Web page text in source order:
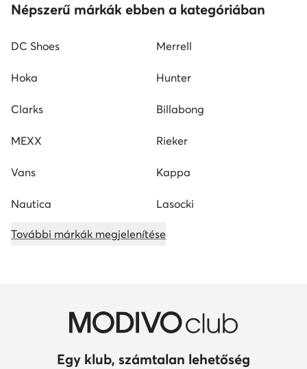
Népszerű márkák ebben a kategóriában
DC Shoes Merrell
Hoka Hunter
Clarks Billabong
MEXX Rieker
Vans Kappa
Nautica Lasocki
További márkák megjelenítése
Egy klub, számtalan lehetőség